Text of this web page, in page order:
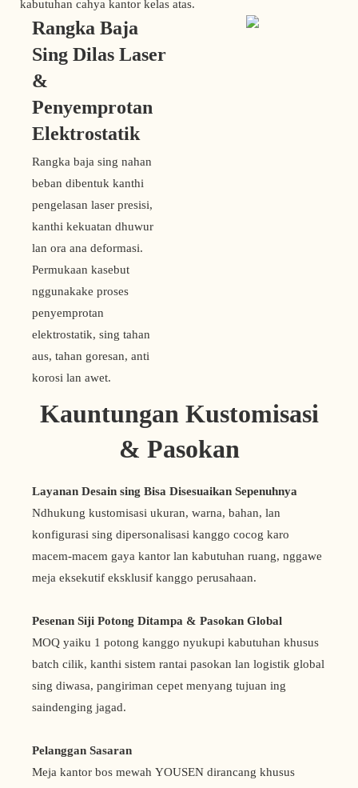
kabutuhan cahya kantor kelas atas.
Rangka Baja
Sing Dilas Laser
&
Penyemprotan
Elektrostatik
Rangka baja sing nahan
beban dibentuk kanthi
pengelasan laser presisi,
kanthi kekuatan dhuwur
lan ora ana deformasi.
Permukaan kasebut
nggunakake proses
penyemprotan
elektrostatik, sing tahan
aus, tahan goresan, anti
korosi lan awet.
Kauntungan Kustomisasi
& Pasokan
Layanan Desain sing Bisa Disesuaikan Sepenuhnya
Ndhukung kustomisasi ukuran, warna, bahan, lan
konfigurasi sing dipersonalisasi kanggo cocog karo
macem-macem gaya kantor lan kabutuhan ruang, nggawe
meja eksekutif eksklusif kanggo perusahaan.
Pesenan Siji Potong Ditampa & Pasokan Global
MOQ yaiku 1 potong kanggo nyukupi kabutuhan khusus
batch cilik, kanthi sistem rantai pasokan lan logistik global
sing diwasa, pangiriman cepet menyang tujuan ing
saindenging jagad.
Pelanggan Sasaran
Meja kantor bos mewah YOUSEN dirancang khusus